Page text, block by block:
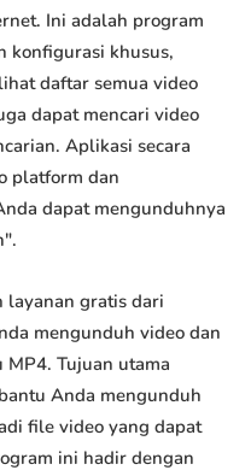
Ini adalah program
konfigurasi khusus,
daftar semua video
dapat mencari video
Aplikasi secara
platform dan
dapat mengunduhnya
layanan gratis dari
mengunduh video dan
Tujuan utama
Anda mengunduh
file video yang dapat
ini hadir dengan